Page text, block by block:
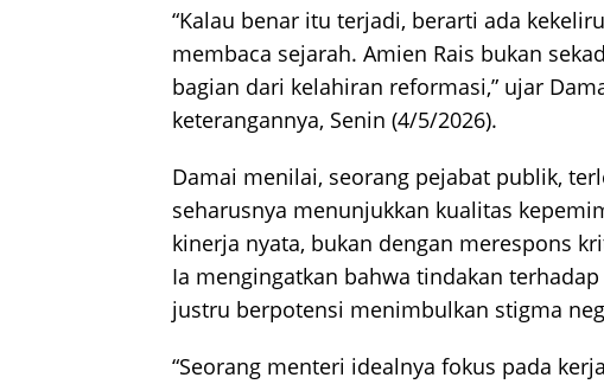
“Kalau benar itu terjadi, berarti ada
membaca sejarah. Amien Rais bukan
bagian dari kelahiran reformasi,” ujar
keterangannya, Senin (4/5/2026).
Damai menilai, seorang pejabat publik,
seharusnya menunjukkan kualitas
kinerja nyata, bukan dengan merespons
Ia mengingatkan bahwa tindakan
justru berpotensi menimbulkan stigma
“Seorang menteri idealnya fokus pada